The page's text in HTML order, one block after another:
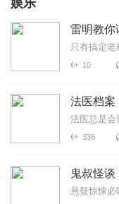
娱乐
雷明教你
只有搞定
10
法医档案
法医总是会
336
鬼叔怪谈
悬疑惊悚必